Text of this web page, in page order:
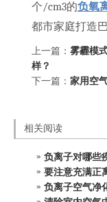
个/cm3的负氧
都市家庭打造
上一篇： 雾霾模
样？
下一篇： 家用空
相关阅读
负离子对哪些
要注意充满正
负离子空气净